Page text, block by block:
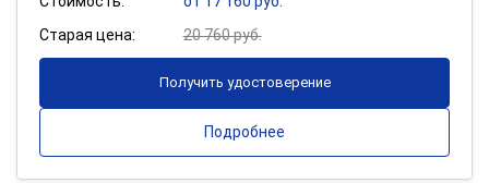
Старая цена:
20 760 руб.
Получить удостоверение
Подробнее